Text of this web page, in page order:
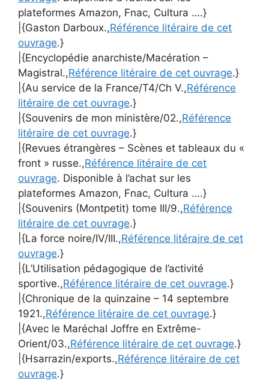
plateformes Amazon, Fnac, Cultura ….}
|{Gaston Darboux.,Référence litéraire de cet
ouvrage.}
|{Encyclopédie anarchiste/Macération –
Magistral.,Référence litéraire de cet ouvrage.}
|{Au service de la France/T4/Ch V.,Référence
litéraire de cet ouvrage.}
|{Souvenirs de mon ministère/02.,Référence
litéraire de cet ouvrage.}
|{Revues étrangères – Scènes et tableaux du «
front » russe.,Référence litéraire de cet
ouvrage. Disponible à l’achat sur les
plateformes Amazon, Fnac, Cultura ….}
|{Souvenirs (Montpetit) tome III/9.,Référence
litéraire de cet ouvrage.}
|{La force noire/IV/III.,Référence litéraire de cet
ouvrage.}
|{L’Utilisation pédagogique de l’activité
sportive.,Référence litéraire de cet ouvrage.}
|{Chronique de la quinzaine – 14 septembre
1921.,Référence litéraire de cet ouvrage.}
|{Avec le Maréchal Joffre en Extrême-
Orient/03.,Référence litéraire de cet ouvrage.}
|{Hsarrazin/exports.,Référence litéraire de cet
ouvrage.}